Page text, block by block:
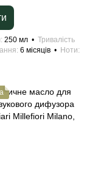
250 мл
Тривалість
6 місяців
Ноти